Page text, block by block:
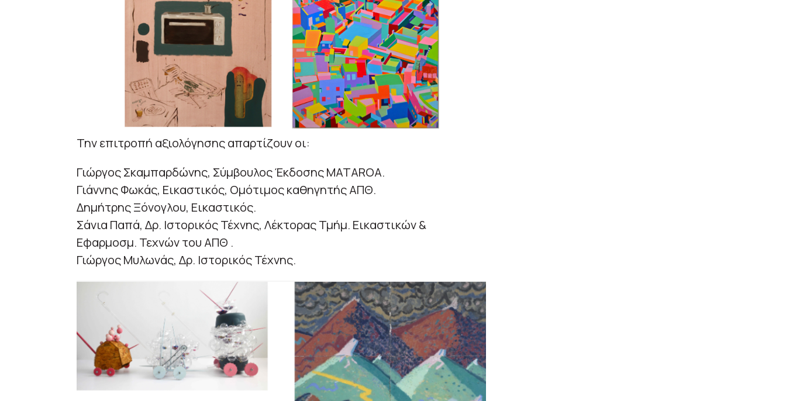
Την επιτροπή αξιολόγησης απαρτίζουν οι:
Γιώργος Σκαμπαρδώνης, Σύμβουλος Έκδοσης MATAROA.
Γιάννης Φωκάς, Εικαστικός, Ομότιμος καθηγητής ΑΠΘ.
Δημήτρης Ξόνογλου, Εικαστικός.
Σάνια Παπά, Δρ. Ιστορικός Τέχνης, Λέκτορας Τμήμ. Εικαστικών &
Εφαρμοσμ. Τεχνών του ΑΠΘ .
Γιώργος Μυλωνάς, Δρ. Ιστορικός Τέχνης.